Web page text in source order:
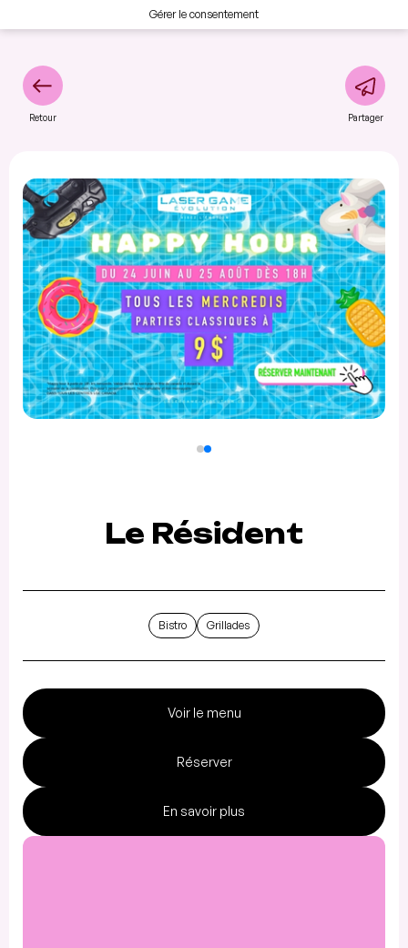
Gérer le consentement
Retour Partager
Le Résident
Bistro Grillades
Voir le menu
Réserver
En savoir plus